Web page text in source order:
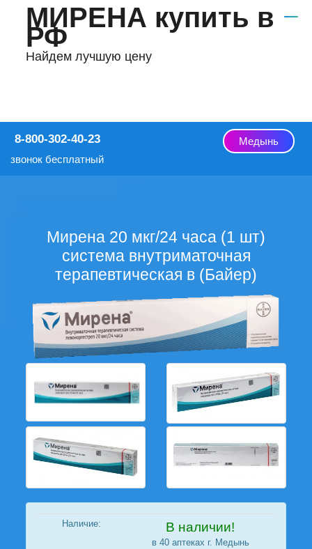
МИРЕНА купить в
РФ
Найдем лучшую цену
8-800-302-40-23
звонок бесплатный
Медынь
Мирена 20 мкг/24 часа (1 шт)
система внутриматочная
терапевтическая в (Байер)
Наличие: В наличии!
в 40 аптеках г. Медынь